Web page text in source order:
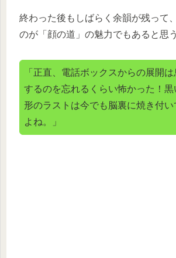
終わった後もしばらく余韻が残って
のが「顔の道」の魅力でもあると思う
「正直、電話ボックスからの展開は
するのを忘れるくらい怖かった！黒
形のラストは今でも脳裏に焼き付い
よね。」